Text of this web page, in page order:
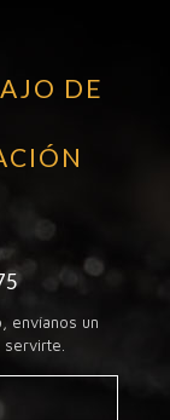
DE
envíanos un
servirte.